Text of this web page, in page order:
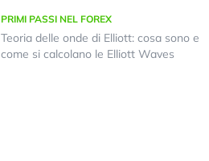
PRIMI PASSI NEL FOREX
Teoria delle onde di Elliott: cosa sono e
come si calcolano le Elliott Waves